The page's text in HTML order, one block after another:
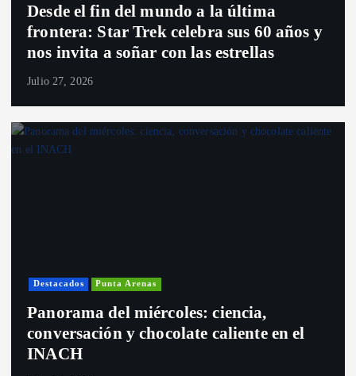
Desde el fin del mundo a la última
frontera: Star Trek celebra sus 60 años y
nos invita a soñar con las estrellas
Julio 27, 2026
Destacados Punta Arenas
Panorama del miércoles: ciencia,
conversación y chocolate caliente en el
INACH